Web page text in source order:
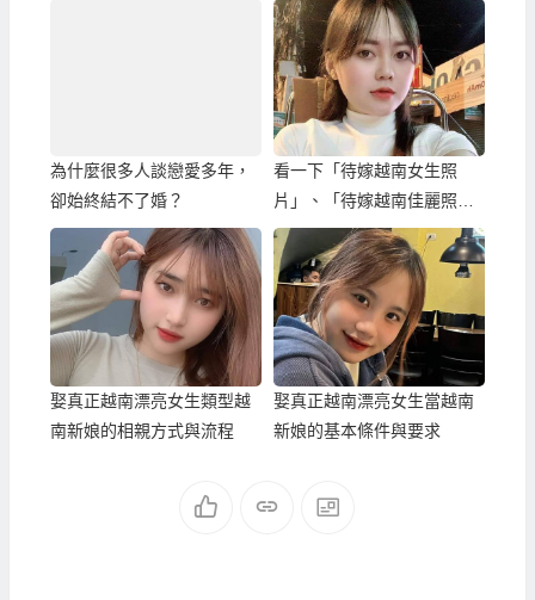
為什麼很多人談戀愛多年，
卻始終結不了婚？
看一下「待嫁越南女生照
片」、「待嫁越南佳麗照
片」來先挑選漂亮越南漂亮
女生伴侶？
娶真正越南漂亮女生類型越
南新娘的相親方式與流程
娶真正越南漂亮女生當越南
新娘的基本條件與要求